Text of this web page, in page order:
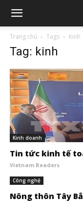
Trang chủ Tags Kinh
Tag: kinh
Kinh doanh
Tin tức kinh tế
Vietnam Readers
Công nghệ
Nông thôn Tây